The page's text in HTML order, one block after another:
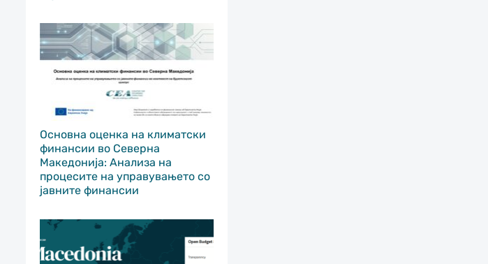
Основна оценка на климатски
финансии во Северна
Македонија: Анализа на
процесите на управувањето со
јавните финансии